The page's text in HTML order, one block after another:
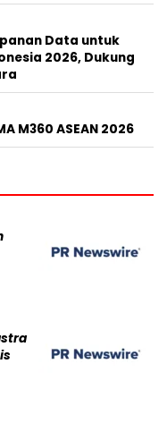
Data untuk
2026, Dukung
M360 ASEAN 2026